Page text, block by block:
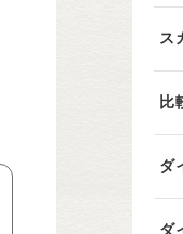
ス
比
ダ
ダ